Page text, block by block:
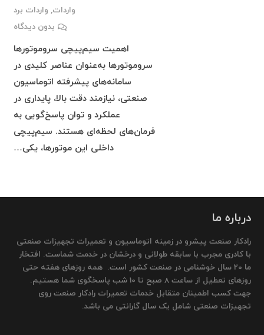
واردات, واردات برد
بدون دیدگاه
اهمیت سیم‌پیچی سروموتورها
سروموتورها به‌عنوان عناصر کلیدی در
سامانه‌های پیشرفته اتوماسیون
صنعتی، نیازمند دقت بالا، پایداری در
عملکرد و توان پاسخ‌گویی به
فرمان‌های لحظه‌ای هستند. سیم‌پیچی
داخلی این موتورها، یکی…
درباره ما
رادکار صنعت پیشرو در زمینه اتوماسیون و تعمیرات تجهیزات صنعتی
با کادری مجرب با سابقه طولانی و درخشان در خدمت شماست. افتخار
ما 20 سال خوشنامی در صنعت کشور است. همه روزهای هفته حتی
روزهای تعطیل از ساعت 8 صبح تا 10 شب پاسخگوی شما هستیم.
جهت کسب اطمینان متقابل خدمات تعمیرات رادکار صنعت روی
تجهیزات صنعتی شامل یک سال گارانتی می باشد.